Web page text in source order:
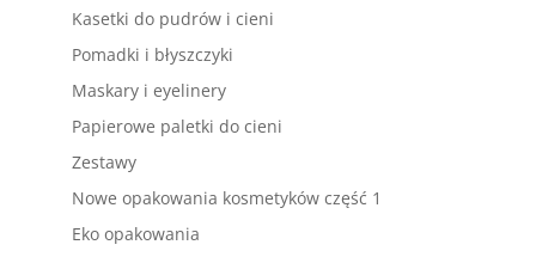
Kasetki do pudrów i cieni
Pomadki i błyszczyki
Maskary i eyelinery
Papierowe paletki do cieni
Zestawy
Nowe opakowania kosmetyków część 1
Eko opakowania